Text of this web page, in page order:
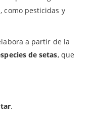
como pesticidas y
a partir de la
de setas, que
.